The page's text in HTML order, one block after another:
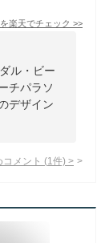
楽天でチェック >>
ル・ビー
チパラソ
デザイン
メント (1 件) >